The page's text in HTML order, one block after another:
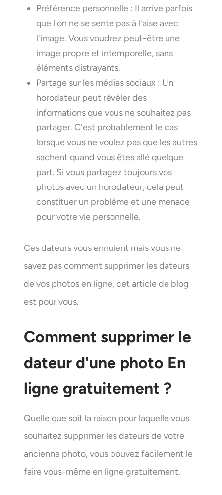
Préférence personnelle : Il arrive parfois
que l'on ne se sente pas à l'aise avec
l'image. Vous voudrez peut-être une
image propre et intemporelle, sans
éléments distrayants.
Partage sur les médias sociaux : Un
horodateur peut révéler des
informations que vous ne souhaitez pas
partager. C'est probablement le cas
lorsque vous ne voulez pas que les autres
sachent quand vous êtes allé quelque
part. Si vous partagez toujours vos
photos avec un horodateur, cela peut
constituer un problème et une menace
pour votre vie personnelle.
Ces dateurs vous ennuient mais vous ne
savez pas comment supprimer les dateurs
de vos photos en ligne, cet article de blog
est pour vous.
Comment supprimer le
dateur d'une photo En
ligne gratuitement ?
Quelle que soit la raison pour laquelle vous
souhaitez supprimer les dateurs de votre
ancienne photo, vous pouvez facilement le
faire vous-même en ligne gratuitement.